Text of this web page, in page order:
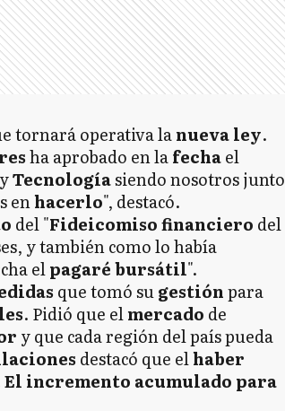
tornará operativa lanueva ley.
ha aprobado en lafechael
yTecnologíasiendo nosotros junto
enhacerlo", destacó.
del "Fideicomisofinanciero del
y también como lo había
elpagaré bursátil".
que tomó sugestiónpara
. Pidió que elmercado de
y que cada región del país pueda
destacó que elhaber
El incremento acumulado para